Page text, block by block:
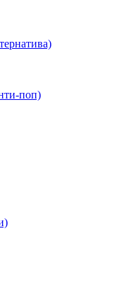
поп)